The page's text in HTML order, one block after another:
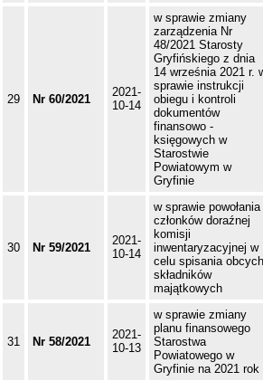
29 Nr 60/2021
2021-
10-14
w sprawie zmiany
zarządzenia Nr
48/2021 Starosty
Gryfińskiego z dnia
14 września 2021 r.
sprawie instrukcji
obiegu i kontroli
dokumentów
finansowo -
księgowych w
Starostwie
Powiatowym w
Gryfinie
30 Nr 59/2021
2021-
10-14
w sprawie powołania
członków doraźnej
komisji
inwentaryzacyjnej w
celu spisania obcych
składników
majątkowych
31 Nr 58/2021
2021-
10-13
w sprawie zmiany
planu finansowego
Starostwa
Powiatowego w
Gryfinie na 2021 rok